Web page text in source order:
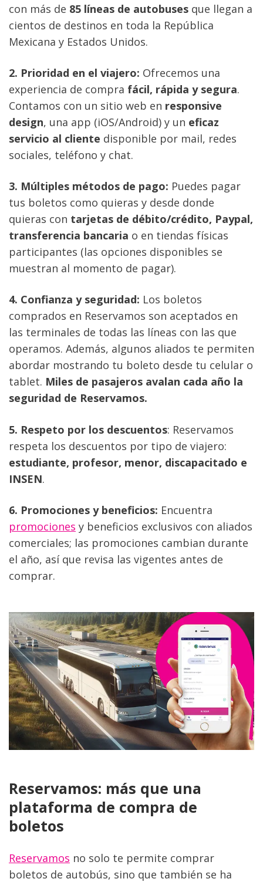
con más de 85 líneas de autobuses que llegan a
cientos de destinos en toda la República
Mexicana y Estados Unidos.
2. Prioridad en el viajero: Ofrecemos una
experiencia de compra fácil, rápida y segura.
Contamos con un sitio web en responsive
design, una app (iOS/Android) y un eficaz
servicio al cliente disponible por mail, redes
sociales, teléfono y chat.
3. Múltiples métodos de pago: Puedes pagar
tus boletos como quieras y desde donde
quieras con tarjetas de débito/crédito, Paypal,
transferencia bancaria o en tiendas físicas
participantes (las opciones disponibles se
muestran al momento de pagar).
4. Confianza y seguridad: Los boletos
comprados en Reservamos son aceptados en
las terminales de todas las líneas con las que
operamos. Además, algunos aliados te permiten
abordar mostrando tu boleto desde tu celular o
tablet. Miles de pasajeros avalan cada año la
seguridad de Reservamos.
5. Respeto por los descuentos: Reservamos
estudiante, profesor, menor, discapacitado e
INSEN.
6. Promociones y beneficios:
promociones y beneficios exclusivos con aliados
comerciales; las promociones cambian durante
el año, así que revisa las vigentes antes de
comprar.
Reservamos: más que una
plataforma de compra de
boletos
Reservamos no solo te permite comprar
boletos de autobús, sino que también se ha